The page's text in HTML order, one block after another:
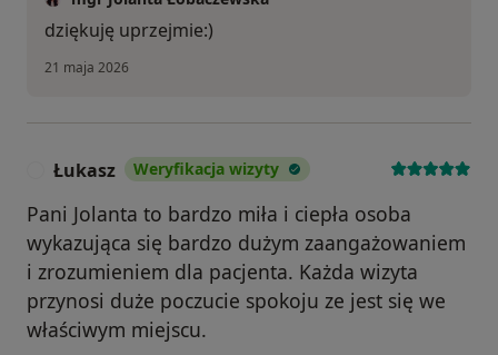
dziękuję uprzejmie:)
21 maja 2026
Łukasz Weryfikacja wizyty
Pani Jolanta to bardzo miła i ciepła osoba
wykazująca się bardzo dużym zaangażowaniem
i zrozumieniem dla pacjenta. Każda wizyta
przynosi duże poczucie spokoju ze jest się we
właściwym miejscu.